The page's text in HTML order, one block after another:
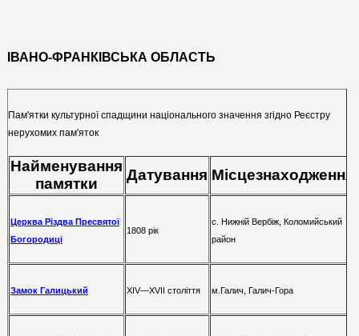
ІВАНО-ФРАНКІВСЬКА ОБЛАСТЬ
Пам'ятки культурної спадщини національного значення згідно Реєстру
нерухомих пам'яток
Найменування
памятки
Датування Місцезнаходження
Церква Різдва Пресвятої
Богородиці
1808 рік
с. Нижній Вербіж, Коломийський
район
Замок Галицький ХIV—ХVII століття м.Галич, Галич-Гора